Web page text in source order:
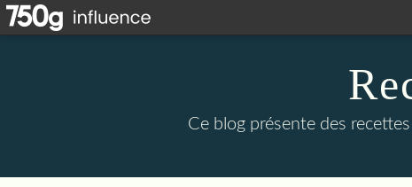
Ce blog présente des